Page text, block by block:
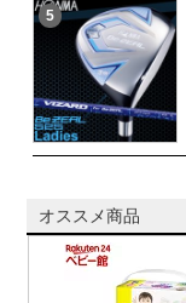
5
オススメ商品